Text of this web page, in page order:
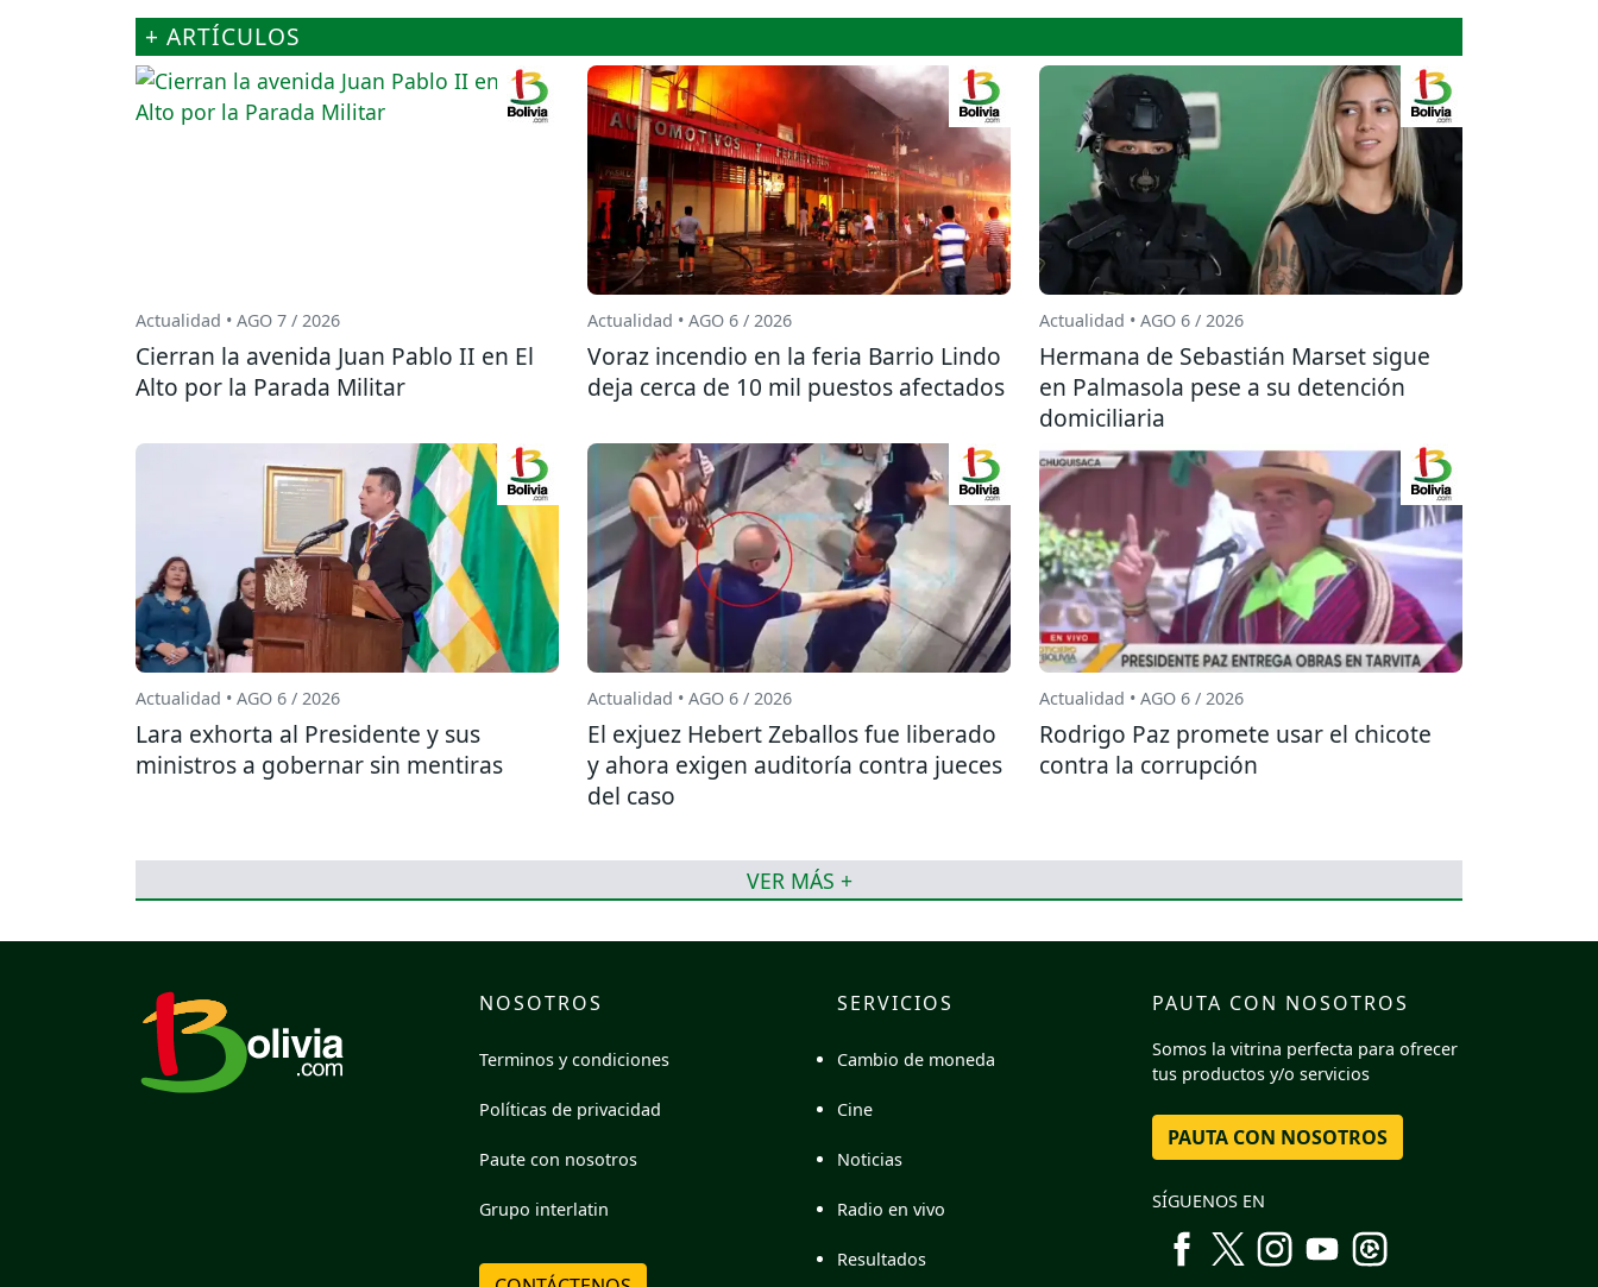
+ ARTÍCULOS
Actualidad • AGO 7 / 2026
Cierran la avenida Juan Pablo II en El
Alto por la Parada Militar
Actualidad • AGO 6 / 2026
Voraz incendio en la feria Barrio Lindo
deja cerca de 10 mil puestos afectados
Actualidad • AGO 6 / 2026
Hermana de Sebastián Marset sigue
en Palmasola pese a su detención
domiciliaria
Actualidad • AGO 6 / 2026
Lara exhorta al Presidente y sus
ministros a gobernar sin mentiras
Actualidad • AGO 6 / 2026
El exjuez Hebert Zeballos fue liberado
y ahora exigen auditoría contra jueces
del caso
Actualidad • AGO 6 / 2026
Rodrigo Paz promete usar el chicote
contra la corrupción
VER MÁS +
NOSOTROS
Terminos y condiciones
Políticas de privacidad
Paute con nosotros
Grupo interlatin
SERVICIOS
Cambio de moneda
Cine
Noticias
Radio en vivo
Resultados
PAUTA CON NOSOTROS
Somos la vitrina perfecta para ofrecer
tus productos y/o servicios
PAUTA CON NOSOTROS
SÍGUENOS EN